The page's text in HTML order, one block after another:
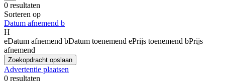
0 resultaten
Sorteren op
Datum afnemend b
H
eDatum afnemend bDatum toenemend ePrijs toenemend bPrijs
afnemend
Zoekopdracht opslaan
Advertentie plaatsen
0 resultaten